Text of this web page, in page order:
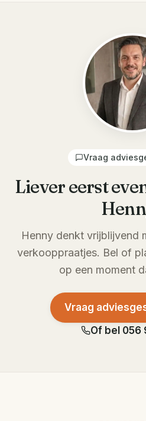
Vraag
Liever eerst
Henny denkt vrijblijvend
verkooppraatjes. Bel of
op een moment
Vraag
Of bel 056